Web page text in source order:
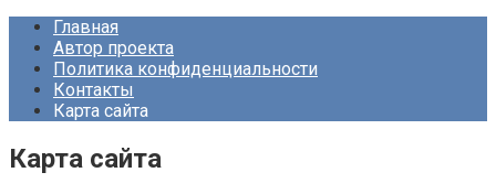
Главная
Автор проекта
Политика конфиденциальности
Контакты
Карта сайта
Карта сайта